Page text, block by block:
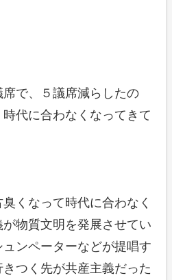
で、５議席減らしたの
代に合わなくなってきて
くなって時代に合わなく
物質文明を発展させてい
ンペーターなどが提唱す
つく先が共産主義だった